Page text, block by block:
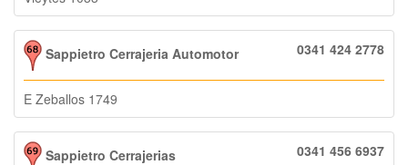
Sappietro Cerrajeria Automotor 0341 424 2778
E Zeballos 1749
Sappietro Cerrajerias 0341 456 6937